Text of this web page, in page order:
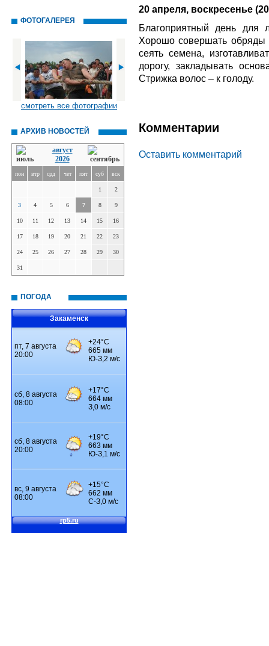
ФОТОГАЛЕРЕЯ
смотреть все фотографии
АРХИВ НОВОСТЕЙ
август
2026
пон втр срд чет пят суб вск
1 2
3 4 5 6 7 8 9
10 11 12 13 14 15 16
17 18 19 20 21 22 23
24 25 26 27 28 29 30
31
ПОГОДА
Закаменск
20 апреля, воскресенье
Благоприятный день для
Хорошо совершать обряды
сеять семена,
дорогу, закладывать
Стрижка волос – к голоду.
Комментарии
Оставить комментарий